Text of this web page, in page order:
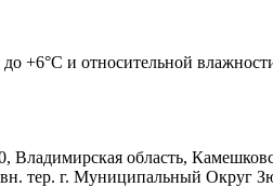
+6°С и относительной
область,
г. Муниципальный Округ